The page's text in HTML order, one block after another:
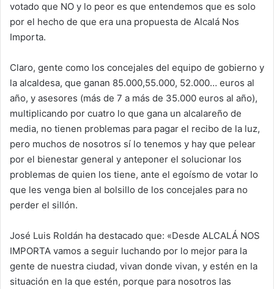
votado que NO y lo peor es que entendemos que es solo
por el hecho de que era una propuesta de Alcalá Nos
Importa.
Claro, gente como los concejales del equipo de gobierno y
la alcaldesa, que ganan 85.000,55.000, 52.000… euros al
año, y asesores (más de 7 a más de 35.000 euros al año),
multiplicando por cuatro lo que gana un alcalareño de
media, no tienen problemas para pagar el recibo de la luz,
pero muchos de nosotros sí lo tenemos y hay que pelear
por el bienestar general y anteponer el solucionar los
problemas de quien los tiene, ante el egoísmo de votar lo
que les venga bien al bolsillo de los concejales para no
perder el sillón.
José Luis Roldán ha destacado que: «Desde ALCALÁ NOS
IMPORTA vamos a seguir luchando por lo mejor para la
gente de nuestra ciudad, vivan donde vivan, y estén en la
situación en la que estén, porque para nosotros las